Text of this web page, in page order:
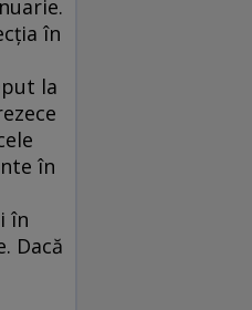
în
la
în
în
Dacă